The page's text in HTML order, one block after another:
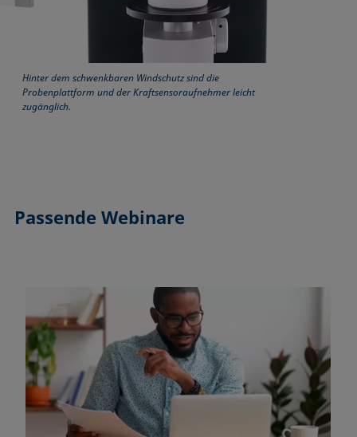
Hinter dem schwenkbaren Windschutz sind die
Probenplattform und der Kraftsensoraufnehmer leicht
zugänglich.
Passende Webinare